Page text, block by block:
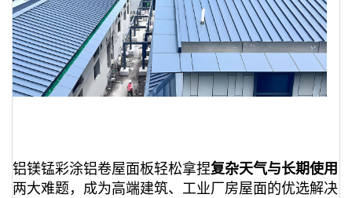
铝镁锰彩涂铝卷屋面板轻松拿捏复杂天气与长期使用
两大难题，成为高端建筑、工业厂房屋面的优选解决